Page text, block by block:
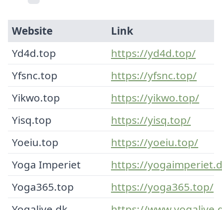
Website
Link
Yd4d.top
https://yd4d.top/
Yfsnc.top
https://yfsnc.top/
Yikwo.top
https://yikwo.top/
Yisq.top
https://yisq.top/
Yoeiu.top
https://yoeiu.top/
Yoga Imperiet
https://
Yoga365.top
https://yoga365.top/